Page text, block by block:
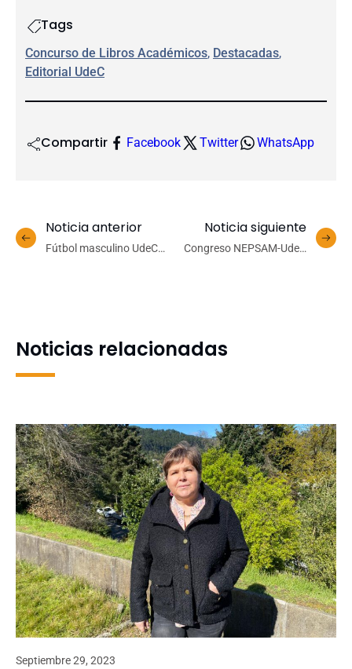
Tags
Concurso de Libros Académicos, Destacadas
Editorial UdeC
Compartir Facebook Twitter WhatsApp
Noticia anterior
Fútbol masculino UdeC
Noticia siguiente
Congreso NEPSAM-UdeC
Noticias relacionadas
Septiembre 29, 2023